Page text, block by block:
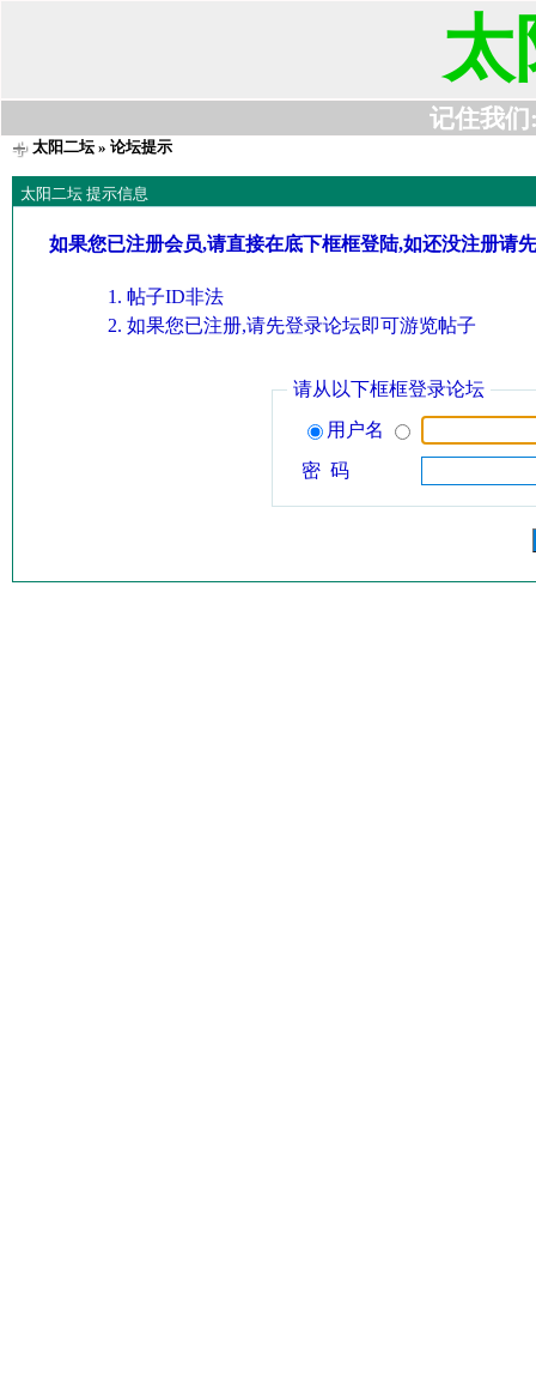
太
记住我们
太阳二坛» 论坛提示
太阳二坛 提示信息
如果您已注册会员,请直接在底下框框登陆,如还没注册请
帖子ID非法
如果您已注册,请先登录论坛即可游览帖子
请从以下框框登录论坛
用户名
密 码